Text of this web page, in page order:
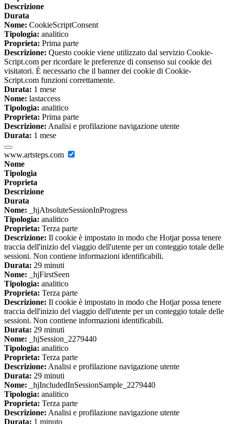
Descrizione
Durata
Nome: CookieScriptConsent
Tipologia: analitico
Proprieta: Prima parte
Descrizione: Questo cookie viene utilizzato dal servizio Cookie-
Script.com per ricordare le preferenze di consenso sui cookie dei
visitatori. È necessario che il banner dei cookie di Cookie-
Script.com funzioni correttamente.
Durata: 1 mese
Nome: lastaccess
Tipologia: analitico
Proprieta: Prima parte
Descrizione: Analisi e profilazione navigazione utente
Durata: 1 mese
www.artsteps.com
Nome
Tipologia
Proprieta
Descrizione
Durata
Nome: _hjAbsoluteSessionInProgress
Tipologia: analitico
Proprieta: Terza parte
Descrizione: Il cookie è impostato in modo che Hotjar possa tenere
traccia dell'inizio del viaggio dell'utente per un conteggio totale delle
sessioni. Non contiene informazioni identificabili.
Durata: 29 minuti
Nome: _hjFirstSeen
Tipologia: analitico
Proprieta: Terza parte
Descrizione: Il cookie è impostato in modo che Hotjar possa tenere
traccia dell'inizio del viaggio dell'utente per un conteggio totale delle
sessioni. Non contiene informazioni identificabili.
Durata: 29 minuti
Nome: _hjSession_2279440
Tipologia: analitico
Proprieta: Terza parte
Descrizione: Analisi e profilazione navigazione utente
Durata: 29 minuti
Nome: _hjIncludedInSessionSample_2279440
Tipologia: analitico
Proprieta: Terza parte
Descrizione: Analisi e profilazione navigazione utente
Durata: 1 minuto